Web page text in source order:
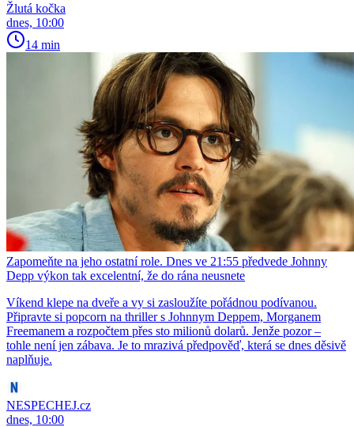
Žlutá kočka
dnes, 10:00
14 min
Zapomeňte na jeho ostatní role. Dnes ve 21:55 předvede Johnny
Depp výkon tak excelentní, že do rána neusnete
Víkend klepe na dveře a vy si zasloužíte pořádnou podívanou.
Připravte si popcorn na thriller s Johnnym Deppem, Morganem
Freemanem a rozpočtem přes sto milionů dolarů. Jenže pozor –
tohle není jen zábava. Je to mrazivá předpověď, která se dnes děsivě
naplňuje.
NESPECHEJ.cz
dnes, 10:00